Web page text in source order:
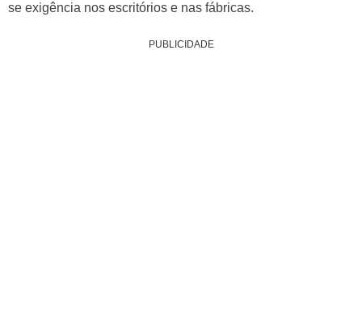
se exigência nos escritórios e nas fábricas.
PUBLICIDADE